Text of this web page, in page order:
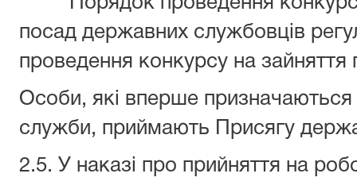
посад державних службовців
проведення конкурсу на
Особи, які вперше
служби, приймають Присягу
2.5. У наказі про прийняття на